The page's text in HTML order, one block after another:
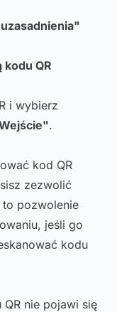
QR
i wybierz
.
kod QR
zezwolić
pozwolenie
jeśli go
kodu
nie pojawi się